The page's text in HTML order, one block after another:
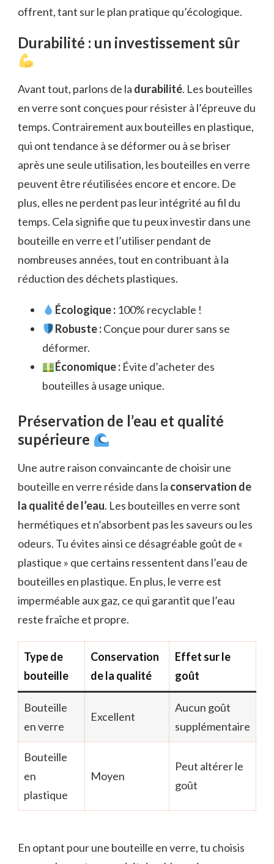
offrent, tant sur le plan pratique qu’écologique.
Durabilité : un investissement sûr
Avant tout, parlons de la durabilité. Les bouteilles
en verre sont conçues pour résister à l’épreuve du
temps. Contrairement aux bouteilles en plastique,
qui ont tendance à se déformer ou à se briser
après une seule utilisation, les bouteilles en verre
peuvent être réutilisées encore et encore. De
plus, elles ne perdent pas leur intégrité au fil du
temps. Cela signifie que tu peux investir dans une
bouteille en verre et l’utiliser pendant de
nombreuses années, tout en contribuant à la
réduction des déchets plastiques.
Écologique :100% recyclable !
Robuste :Conçue pour durer sans se
déformer.
Économique :Évite d’acheter des
bouteilles à usage unique.
Préservation de l’eau et qualité
supérieure
Une autre raison convaincante de choisir une
bouteille en verre réside dans la conservation de
la qualité de l’eau. Les bouteilles en verre sont
hermétiques et n’absorbent pas les saveurs ou les
odeurs. Tu évites ainsi ce désagréable goût de «
plastique » que certains ressentent dans l’eau de
bouteilles en plastique. En plus, le verre est
imperméable aux gaz, ce qui garantit que l’eau
reste fraîche et propre.
Type de
bouteille
Conservation
de la qualité
Effet sur le
goût
Bouteille
en verre
Excellent
Aucun goût
supplémentaire
Bouteille
en
plastique
Moyen
Peut altérer le
goût
En optant pour une bouteille en verre, tu choisis